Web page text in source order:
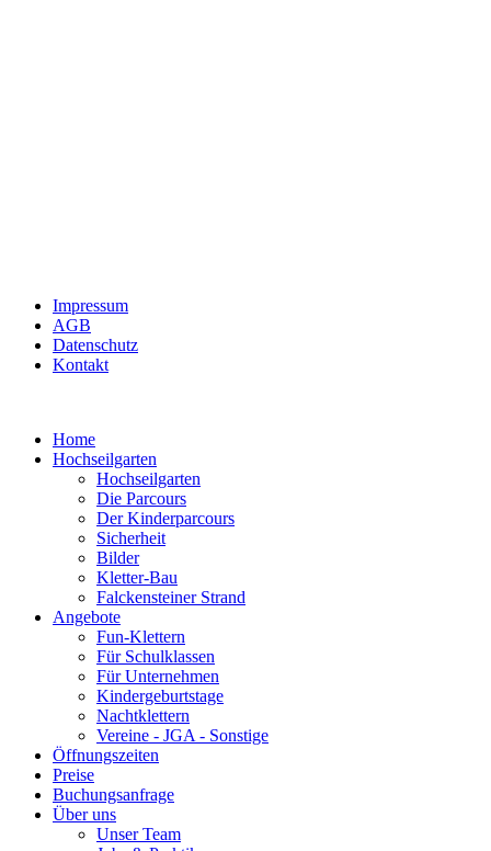
Impressum
AGB
Datenschutz
Kontakt
Home
Hochseilgarten
Hochseilgarten
Die Parcours
Der Kinderparcours
Sicherheit
Bilder
Kletter-Bau
Falckensteiner Strand
Angebote
Fun-Klettern
Für Schulklassen
Für Unternehmen
Kindergeburtstage
Nachtklettern
Vereine - JGA - Sonstige
Öffnungszeiten
Preise
Buchungsanfrage
Über uns
Unser Team